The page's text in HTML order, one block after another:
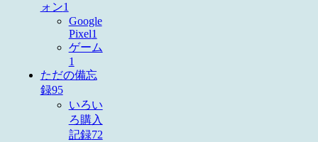
ォン1
Google
Pixel1
ゲーム
1
ただの備忘
録95
いろい
ろ購入
記録72